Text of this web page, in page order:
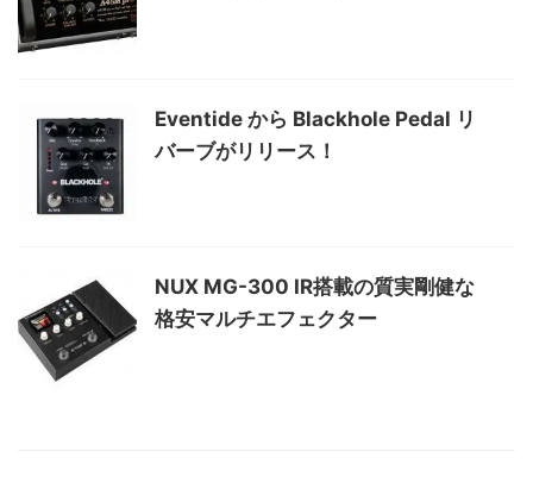
Eventide から Blackhole Pedal リ
バーブがリリース！
NUX MG-300 IR搭載の質実剛健な
格安マルチエフェクター